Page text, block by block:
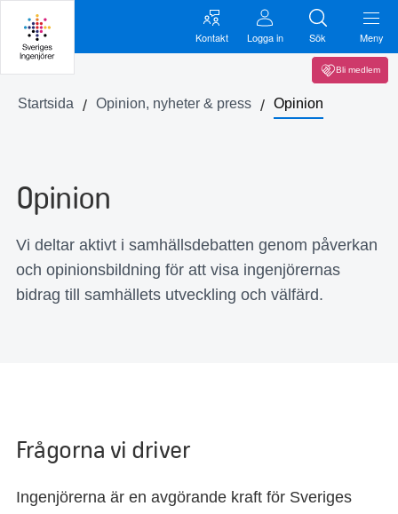
Kontakt Logga in Sök Meny
Bli medlem
Startsida Opinion, nyheter & press Opinion
Opinion
Vi deltar aktivt i samhällsdebatten genom påverkan
och opinionsbildning för att visa ingenjörernas
bidrag till samhällets utveckling och välfärd.
Frågorna vi driver
Ingenjörerna är en avgörande kraft för Sveriges